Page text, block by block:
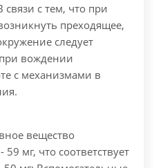
связи с тем, что при
преходящее,
следует
вождении
с механизмами в
вещество
мг, что соответствует